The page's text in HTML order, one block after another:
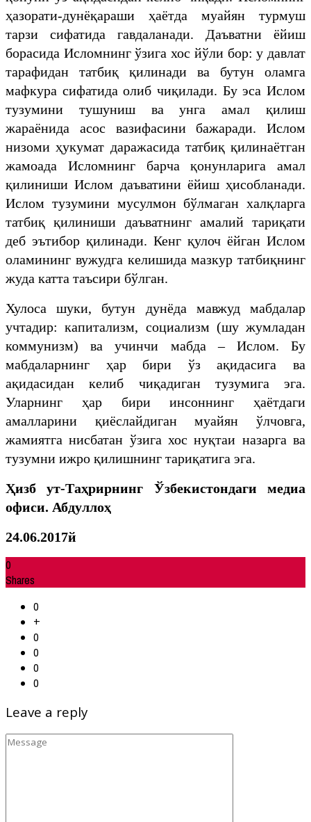
ҳазорати-дунёқараши ҳаётда муайян турмуш
тарзи сифатида гавдаланади. Даъватни ёйиш
борасида Исломнинг ўзига хос йўли бор: у давлат
тарафидан татбиқ қилинади ва бутун оламга
мафкура сифатида олиб чиқилади. Бу эса Ислом
тузумини тушуниш ва унга амал қилиш
жараёнида асос вазифасини бажаради. Ислом
низоми ҳукумат даражасида татбиқ қилинаётган
жамоада Исломнинг барча қонунларига амал
қилиниши Ислом даъватини ёйиш ҳисобланади.
Ислом тузумини мусулмон бўлмаган халқларга
татбиқ қилиниши даъватнинг амалий тариқати
деб эътибор қилинади. Кенг қулоч ёйган Ислом
оламининг вужудга келишида мазкур татбиқнинг
жуда катта таъсири бўлган.
Хулоса шуки, бутун дунёда мавжуд мабдалар
учтадир: капитализм, социализм (шу жумладан
коммунизм) ва учинчи мабда – Ислом. Бу
мабдаларнинг ҳар бири ўз ақидасига ва
ақидасидан келиб чиқадиган тузумига эга.
Уларнинг ҳар бири инсоннинг ҳаётдаги
амалларини қиёслайдиган муайян ўлчовга,
жамиятга нисбатан ўзига хос нуқтаи назарга ва
тузумни ижро қилишнинг тариқатига эга.
Ҳизб ут-Таҳрирнинг Ўзбекистондаги медиа
офиси. Абдуллоҳ
24.06.2017й
0
Shares
0
+
0
0
0
0
Leave a reply